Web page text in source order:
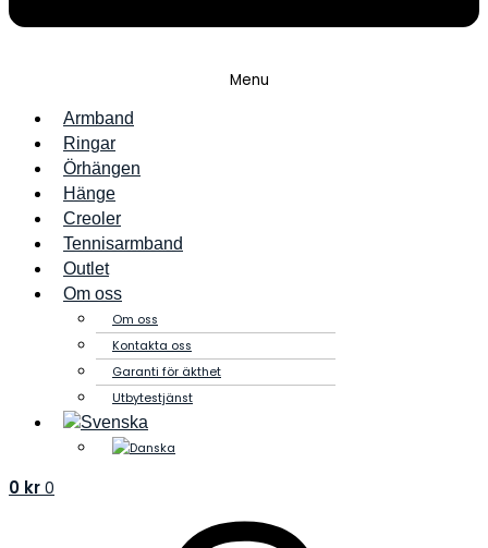
Menu
Armband
Ringar
Örhängen
Hänge
Creoler
Tennisarmband
Outlet
Om oss
Om oss
Kontakta oss
Garanti för äkthet
Utbytestjänst
0 kr 0